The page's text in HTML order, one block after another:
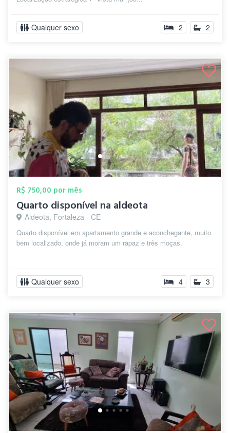
Qualquer sexo 2 2
R$ 750,00 por mês
Quarto disponível na aldeota
Aldeota, Fortaleza - CE
Quarto disponível em apartamento grande e aconchegante, muito
bem localizado, onde já moram um rapaz e três moças.
Qualquer sexo 4 3